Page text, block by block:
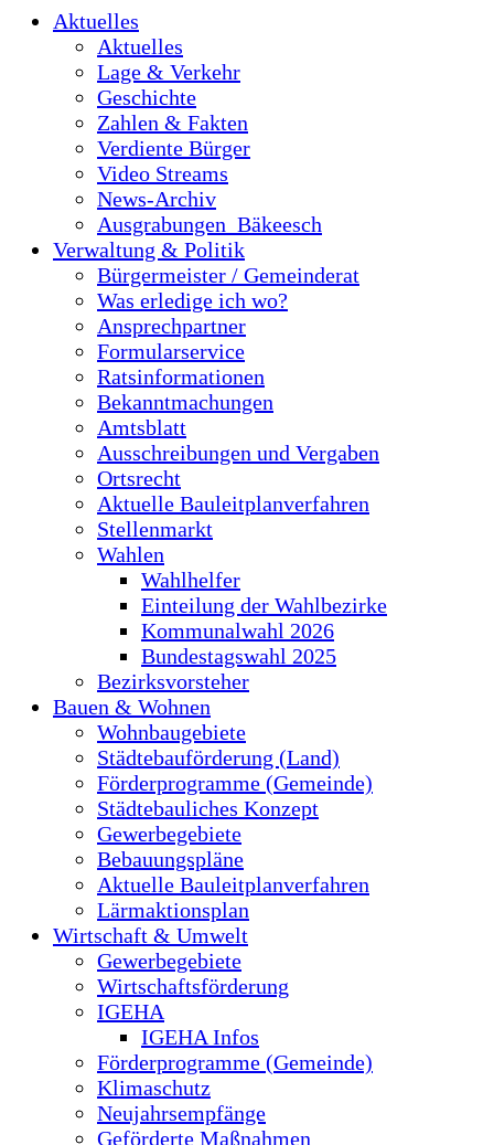
Aktuelles
Aktuelles
Lage & Verkehr
Geschichte
Zahlen & Fakten
Verdiente Bürger
Video Streams
News-Archiv
Ausgrabungen_Bäkeesch
Verwaltung & Politik
Bürgermeister / Gemeinderat
Was erledige ich wo?
Ansprechpartner
Formularservice
Ratsinformationen
Bekanntmachungen
Amtsblatt
Ausschreibungen und Vergaben
Ortsrecht
Aktuelle Bauleitplanverfahren
Stellenmarkt
Wahlen
Wahlhelfer
Einteilung der Wahlbezirke
Kommunalwahl 2026
Bundestagswahl 2025
Bezirksvorsteher
Bauen & Wohnen
Wohnbaugebiete
Städtebauförderung (Land)
Förderprogramme (Gemeinde)
Städtebauliches Konzept
Gewerbegebiete
Bebauungspläne
Aktuelle Bauleitplanverfahren
Lärmaktionsplan
Wirtschaft & Umwelt
Gewerbegebiete
Wirtschaftsförderung
IGEHA
IGEHA Infos
Förderprogramme (Gemeinde)
Klimaschutz
Neujahrsempfänge
Geförderte Maßnahmen